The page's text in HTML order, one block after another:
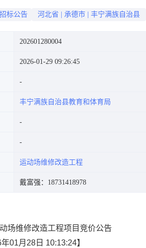
标公告 河北省 承德市 丰宁满族自治县
202601280004
2026-01-29 09:26:45
丰宁满族自治县教育和体育局
运动场维修改造工程
戴富强：18731418978
场维修改造工程项目竞价公告
01月28日 10:13:24】